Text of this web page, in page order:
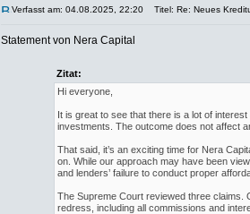
Verfasst am: 04.08.2025, 22:20 Titel: Re: Neues
Statement von Nera Capital
Zitat:
Hi everyone,
It is great to see that there is a lot of
investments. The outcome does not affect
That said, it’s an exciting time for Nera
on. While our approach may have been
and lenders’ failure to conduct proper
The Supreme Court reviewed three claims.
redress, including all commissions and